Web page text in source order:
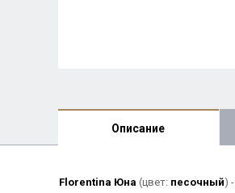
Описание
Florentina Юна (цвет: песочный)